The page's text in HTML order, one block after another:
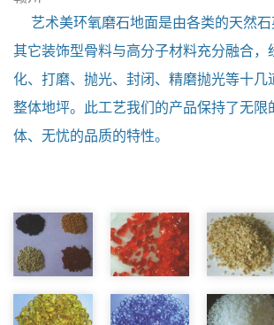
艺术美环氧磨石地面是由各类的天然石
其它装饰型骨料与高分子材料充分融合，
化、打磨、抛光、封闭、精磨抛光等十几
整体地坪。此工艺我们的产品保持了无限
体、无忧的品质的特性。